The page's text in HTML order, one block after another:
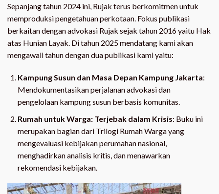
Sepanjang tahun 2024 ini, Rujak terus berkomitmen untuk
memproduksi pengetahuan perkotaan. Fokus publikasi
berkaitan dengan advokasi Rujak sejak tahun 2016 yaitu Hak
atas Hunian Layak. Di tahun 2025 mendatang kami akan
mengawali tahun dengan dua publikasi kami yaitu:
Kampung Susun dan Masa Depan Kampung Jakarta:
Mendokumentasikan perjalanan advokasi dan
pengelolaan kampung susun berbasis komunitas.
Rumah untuk Warga: Terjebak dalam Krisis: Buku ini
merupakan bagian dari Trilogi Rumah Warga yang
mengevaluasi kebijakan perumahan nasional,
menghadirkan analisis kritis, dan menawarkan
rekomendasi kebijakan.